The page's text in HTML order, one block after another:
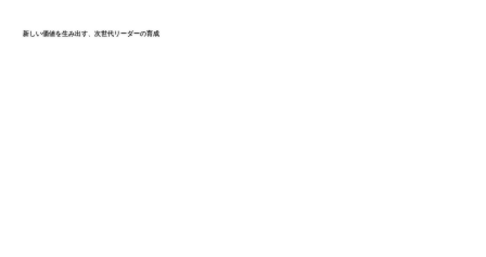
新しい価値を生み出す、次世代リーダーの育成